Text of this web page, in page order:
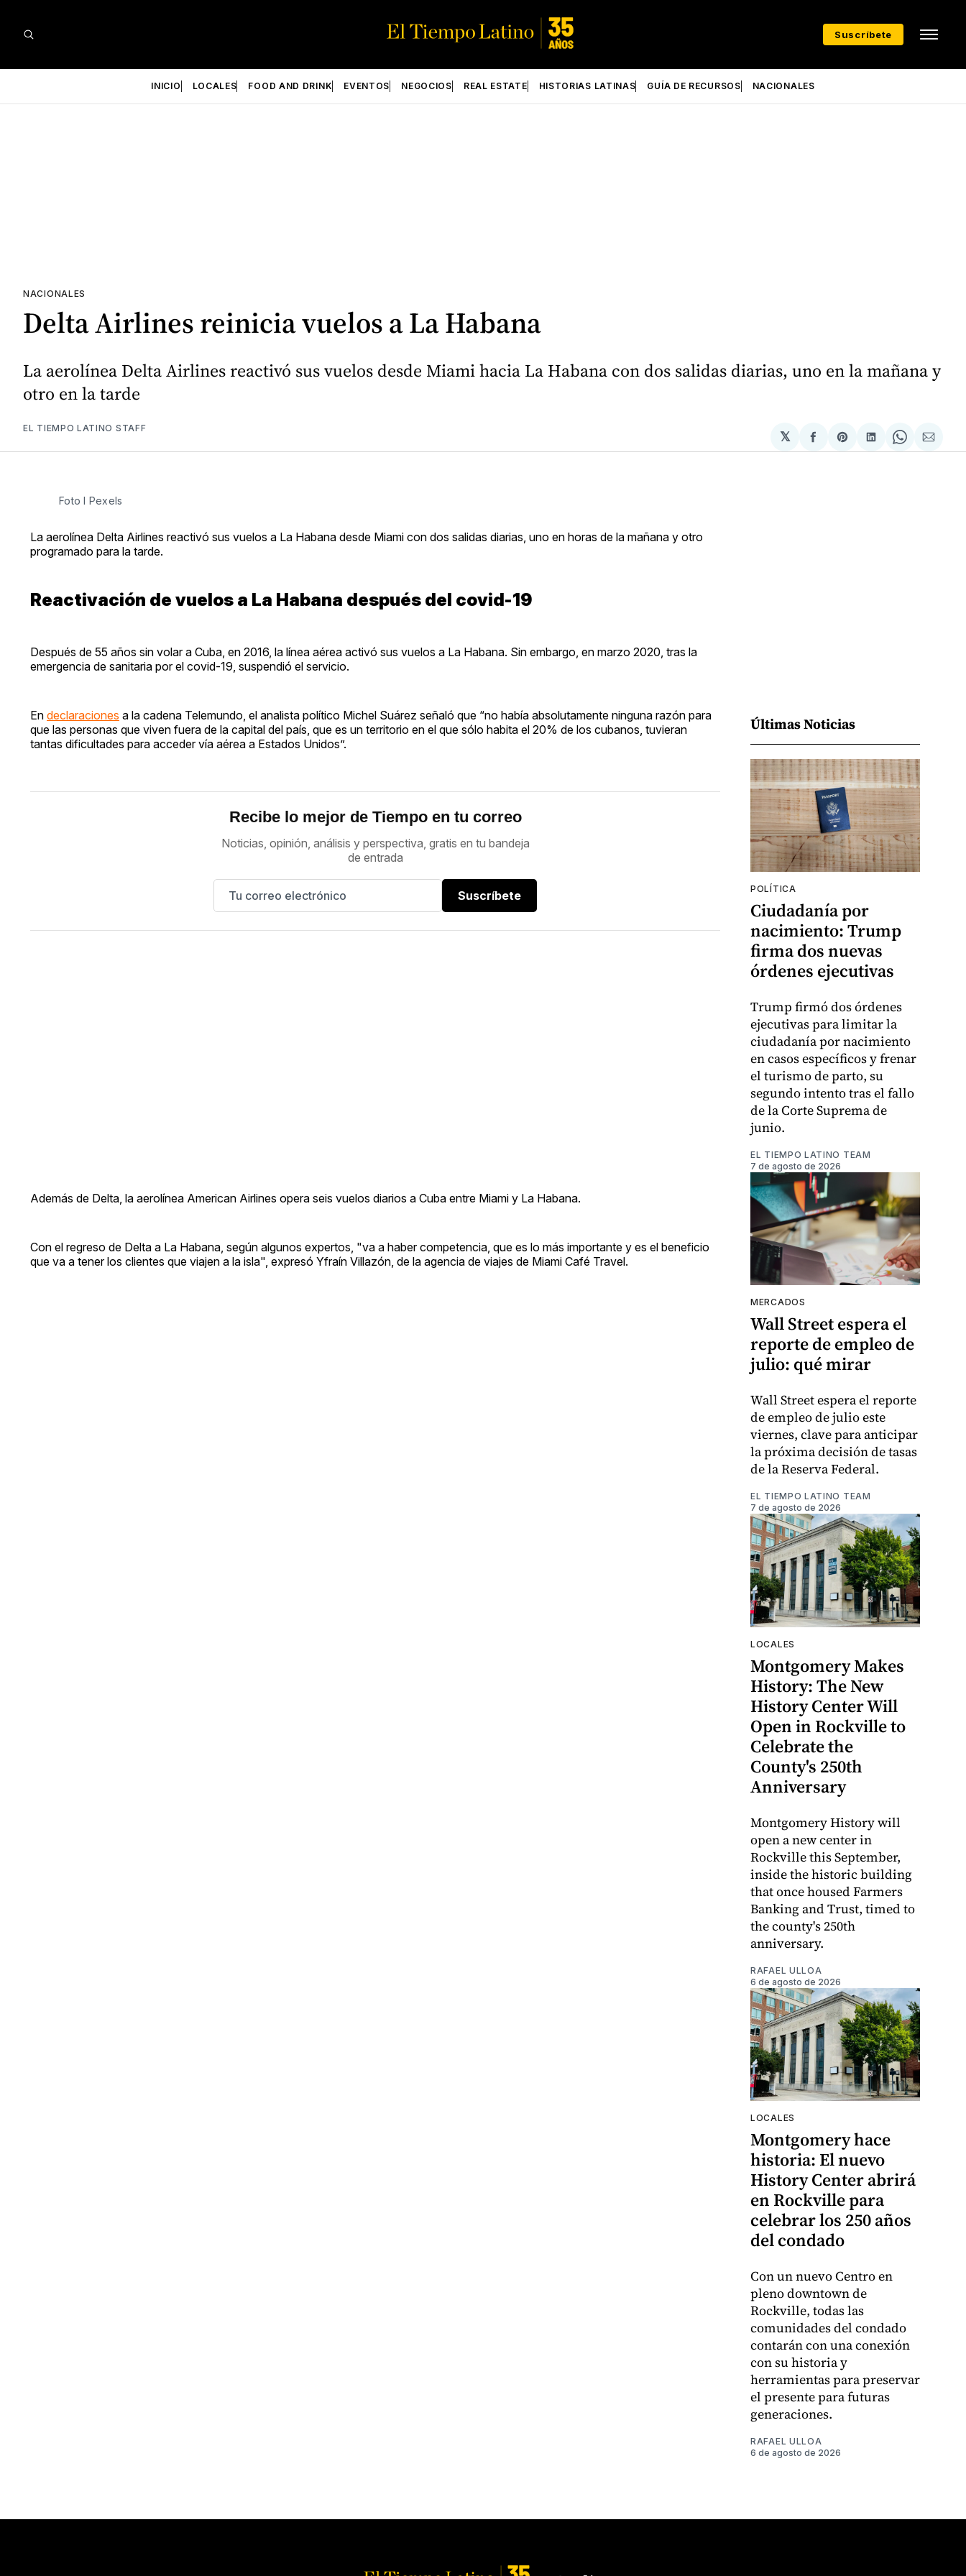
Suscríbete
INICIO LOCALES FOOD AND DRINK EVENTOS NEGOCIOS REAL ESTATE HISTORIAS LATINAS GUÍA DE RECURSOS NACIONALES
NACIONALES
Delta Airlines reinicia vuelos a La Habana
La aerolínea Delta Airlines reactivó sus vuelos desde Miami hacia La Habana con dos salidas diarias, uno en la mañana y
otro en la tarde
EL TIEMPO LATINO STAFF
𝕏
Compartir
en
Share
on
Compartir
en
Share
on
via
Foto I Pexels
La aerolínea Delta Airlines reactivó sus vuelos a La Habana desde Miami con dos salidas diarias, uno en horas de la mañana y otro
programado para la tarde.
Reactivación de vuelos a La Habana después del covid-19
Después de 55 años sin volar a Cuba, en 2016, la línea aérea activó sus vuelos a La Habana. Sin embargo, en marzo 2020, tras la
emergencia de sanitaria por el covid-19, suspendió el servicio.
En declaraciones a la cadena Telemundo, el analista político Michel Suárez señaló que “no había absolutamente ninguna razón para
que las personas que viven fuera de la capital del país, que es un territorio en el que sólo habita el 20% de los cubanos, tuvieran
tantas dificultades para acceder vía aérea a Estados Unidos”.
Recibe lo mejor de Tiempo en tu correo
Noticias, opinión, análisis y perspectiva, gratis en tu bandeja
de entrada
Suscríbete
Además de Delta, la aerolínea American Airlines opera seis vuelos diarios a Cuba entre Miami y La Habana.
Con el regreso de Delta a La Habana, según algunos expertos, "va a haber competencia, que es lo más importante y es el beneficio
que va a tener los clientes que viajen a la isla", expresó Yfraín Villazón, de la agencia de viajes de Miami Café Travel.
Últimas Noticias
POLÍTICA
Ciudadanía por
nacimiento: Trump
firma dos nuevas
órdenes ejecutivas
Trump firmó dos órdenes
ejecutivas para limitar la
ciudadanía por nacimiento
en casos específicos y frenar
el turismo de parto, su
segundo intento tras el fallo
de la Corte Suprema de
junio.
EL TIEMPO LATINO TEAM
7 de agosto de 2026
MERCADOS
Wall Street espera el
reporte de empleo de
julio: qué mirar
Wall Street espera el reporte
de empleo de julio este
viernes, clave para anticipar
la próxima decisión de tasas
de la Reserva Federal.
EL TIEMPO LATINO TEAM
7 de agosto de 2026
LOCALES
Montgomery Makes
History: The New
History Center Will
Open in Rockville to
Celebrate the
County's 250th
Anniversary
Montgomery History will
open a new center in
Rockville this September,
inside the historic building
that once housed Farmers
Banking and Trust, timed to
the county's 250th
anniversary.
RAFAEL ULLOA
6 de agosto de 2026
LOCALES
Montgomery hace
historia: El nuevo
History Center abrirá
en Rockville para
celebrar los 250 años
del condado
Con un nuevo Centro en
pleno downtown de
Rockville, todas las
comunidades del condado
contarán con una conexión
con su historia y
herramientas para preservar
el presente para futuras
generaciones.
RAFAEL ULLOA
6 de agosto de 2026